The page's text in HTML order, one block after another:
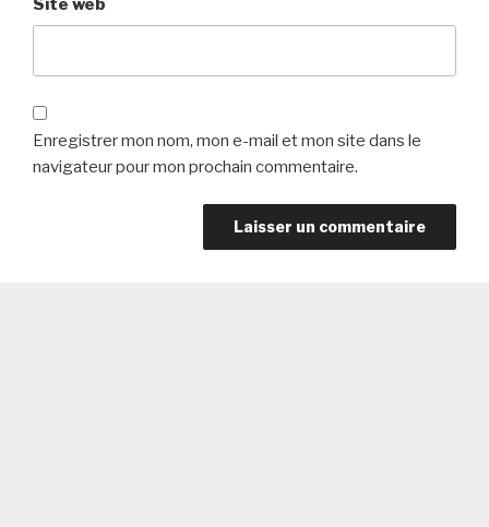
Site web
Enregistrer mon nom, mon e-mail et mon site dans le
navigateur pour mon prochain commentaire.